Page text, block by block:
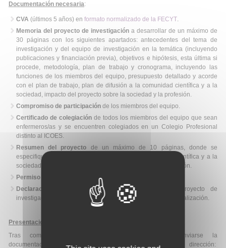
Documentación necesaria:
CVA (últimos 5 años) en formato normalizado de la FECYT.
Memoria del proyecto de investigación a desarrollar de un máximo de
30 páginas con los siguientes apartados: antecedentes del tema de
investigación y del equipo de investigación en la temática (incluyendo
publicaciones y financiación previa), objetivos e hipótesis, esta última si
procede, metodología, plan de trabajo y cronograma, incluyendo las
funciones de los miembros del equipo, presupuesto detallado y acorde
con el plan de trabajo, plan de difusión a la comunidad científica y a la
sociedad, impacto del proyecto sobre la sociedad y la profesión.
Compromiso de participación de los miembros del equipo.
Certificado de colegiación de todos los miembros del equipo que sean
enfermeros/as y se encuentren colegiados en un Colegio Profesional
distinto al ICOES.
Resumen del proyecto de un máximo de 10 páginas, donde se
especifique además el plan de difusión a la comunidad científica y a la
sociedad, impacto del proyecto sobre la sociedad y la profesión.
Permiso del Coité de Ética de Investigación
Declaración responsablede no haber iniciado el proyecto de
investigación ni haber recibido financiación previa para su realización.
Presentación de candidaturas
Tras completar el
, deberá enviarse la
documentación mediante correo electrónico a la siguiente dirección: